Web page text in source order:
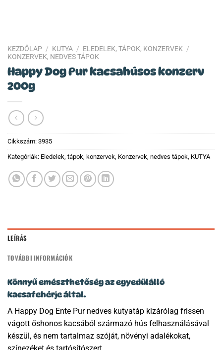
KEZDŐLAP / KUTYA / ELEDELEK, TÁPOK, KONZERVEK /
KONZERVEK, NEDVES TÁPOK
Happy Dog Pur kacsahúsos konzerv
200g
Cikkszám: 3935
Kategóriák: Eledelek, tápok, konzervek, Konzervek, nedves tápok, KUTYA
LEÍRÁS
TOVÁBBI INFORMÁCIÓK
Könnyű emészthetőség az egyedülálló
kacsafehérje által.
A Happy Dog Ente Pur nedves kutyatáp kizárólag frissen
vágott őshonos kacsából származó hús felhasználásával
készül, és nem tartalmaz szóját, növényi adalékokat,